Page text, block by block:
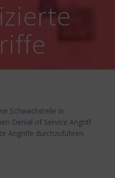
Schwachstelle in
Denial of Service Angriff
Angriffe durchzuführen.